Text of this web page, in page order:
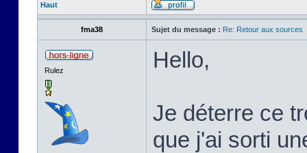
Haut
fma38 Sujet du message : Re: Retour aux sources
Rulez Hello,
Je déterre ce
que j'ai sorti